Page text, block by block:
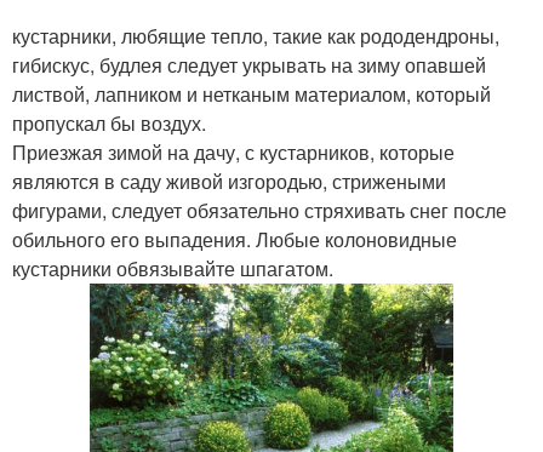
кустарники, любящие тепло, такие как рододендроны,
гибискус, будлея следует укрывать на зиму опавшей
листвой, лапником и нетканым материалом, который
пропускал бы воздух.
Приезжая зимой на дачу, с кустарников, которые
являются в саду живой изгородью, стрижеными
фигурами, следует обязательно стряхивать снег после
обильного его выпадения. Любые колоновидные
кустарники обвязывайте шпагатом.